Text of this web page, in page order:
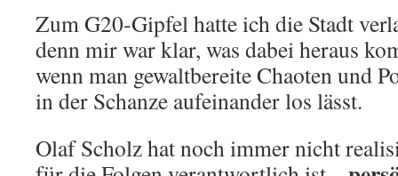
Zum G20-Gipfel hatte ich die Stadt
denn mir war klar, was dabei heraus
wenn man gewaltbereite Chaoten und
in der Schanze aufeinander los lässt.
Olaf Scholz hat noch immer nicht